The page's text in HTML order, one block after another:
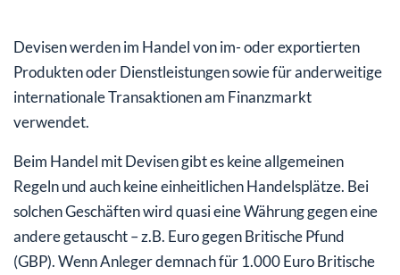
Devisen werden im Handel von im- oder exportierten
Produkten oder Dienstleistungen sowie für anderweitige
internationale Transaktionen am Finanzmarkt
verwendet.
Beim Handel mit Devisen gibt es keine allgemeinen
Regeln und auch keine einheitlichen Handelsplätze. Bei
solchen Geschäften wird quasi eine Währung gegen eine
andere getauscht – z.B. Euro gegen Britische Pfund
(GBP). Wenn Anleger demnach für 1.000 Euro Britische